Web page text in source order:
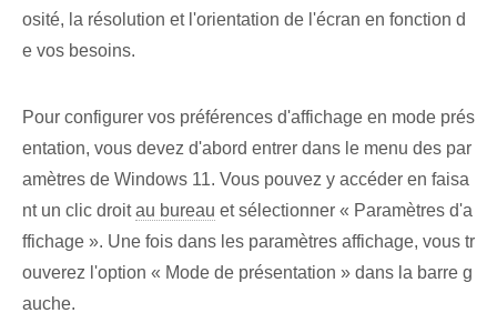
osité, la résolution et l'orientation de l'écran en fonction d
e vos besoins.
Pour configurer vos préférences d'affichage en mode prés
entation, vous devez d'abord entrer dans le menu des par
amètres de Windows 11. Vous pouvez y accéder en faisa
nt un clic droitau bureau et ⁢sélectionner « Paramètres d'a
ffichage ». Une fois⁤ dans les paramètres ‌affichage‌,‌ vous tr
ouverez l'option « Mode de présentation » dans la ⁢barre⁣ g
auche.